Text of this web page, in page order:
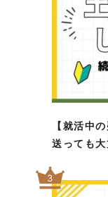
【就活中
送っても
3